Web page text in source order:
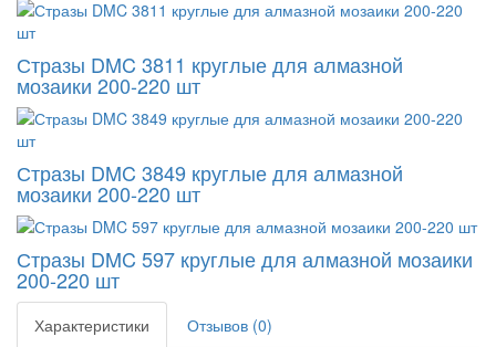
Стразы DMC 3811 круглые для алмазной
мозаики 200-220 шт
Стразы DMC 3849 круглые для алмазной
мозаики 200-220 шт
Стразы DMC 597 круглые для алмазной мозаики
200-220 шт
Характеристики
Отзывов (0)